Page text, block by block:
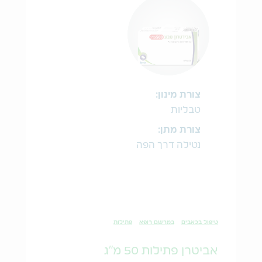
צורת מינון:
טבליות
צורת מתן:
נטילה דרך הפה
טיפול בכאבים במרשם רופא פתילות
אביטרן פתילות 50 מ"ג